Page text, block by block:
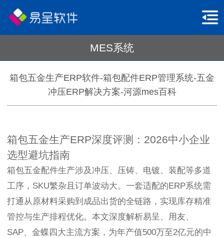
MES系统
箱包五金生产ERP软件-箱包配件ERP管理系统-五金
冲压ERP解决方案-河源mes百科
箱包五金生产ERP深度评测：2026中小企业
选型避坑指南
箱包五金配件生产涉及冲压、压铸、电镀、装配等多道
工序，SKU繁杂且订单波动大。一套适配的ERP系统需
打通从原材料采购到成品出货的全链路，实现库存精准
管控与生产排程优化。本文深度解析易呈、用友、
SAP、金蝶四大主流方案，为年产值500万至2亿元的中